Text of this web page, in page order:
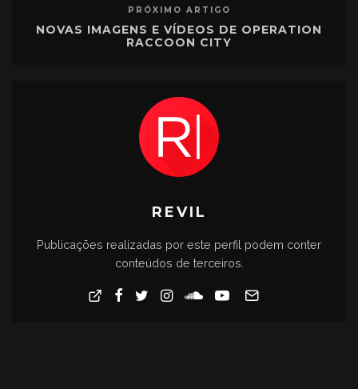
PRÓXIMO ARTIGO
NOVAS IMAGENS E VÍDEOS DE OPERATION
RACCOON CITY
REVIL
Publicações realizadas por este perfil podem conter
conteúdos de terceiros.